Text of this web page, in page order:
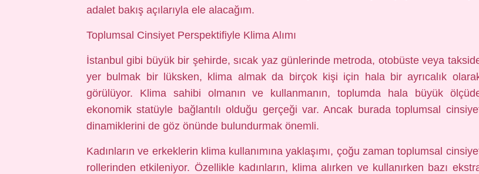
adalet bakış açılarıyla ele alacağım.
Toplumsal Cinsiyet Perspektifiyle Klima Alımı
İstanbul gibi büyük bir şehirde, sıcak yaz günlerinde metroda, otobüste veya
yer bulmak bir lüksken, klima almak da birçok kişi için hala bir ayrıcalık
görülüyor. Klima sahibi olmanın ve kullanmanın, toplumda hala büyük
ekonomik statüyle bağlantılı olduğu gerçeği var. Ancak burada toplumsal
dinamiklerini de göz önünde bulundurmak önemli.
Kadınların ve erkeklerin klima kullanımına yaklaşımı, çoğu zaman toplumsal
rollerinden etkileniyor. Özellikle kadınların, klima alırken ve kullanırken bazı